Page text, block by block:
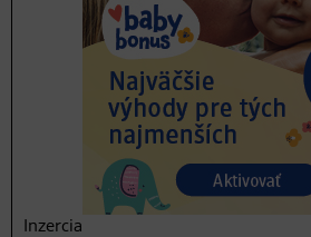
môžete si najprv sadnúť do vlažnej
púšťať čoraz teplejšiu vodu, telo si
pomaly zvykať na vysoké teploty. Tu
svojho tela a po kúpeli vstávajte z
inak si koledujete o závrat.
Inzercia